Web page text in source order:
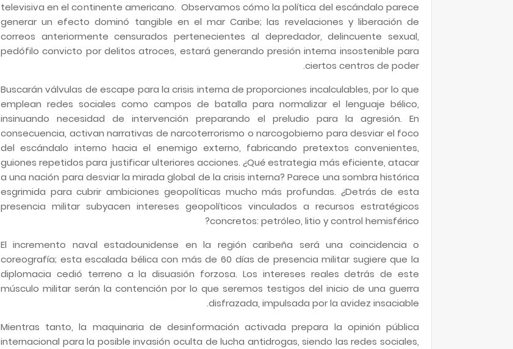
televisiva en el continente americano. Observamos cómo la política del escándalo parece
generar un efecto dominó tangible en el mar Caribe; las revelaciones y liberación de
correos anteriormente censurados pertenecientes al depredador, delincuente sexual,
pedófilo convicto por delitos atroces, estará generando presión interna insostenible para
ciertos centros de poder.
Buscarán válvulas de escape para la crisis interna de proporciones incalculables, por lo que
emplean redes sociales como campos de batalla para normalizar el lenguaje bélico,
insinuando necesidad de intervención preparando el preludio para la agresión. En
consecuencia, activan narrativas de narcoterrorismo o narcogobierno para desviar el foco
del escándalo interno hacia el enemigo externo, fabricando pretextos convenientes,
guiones repetidos para justificar ulteriores acciones. ¿Qué estrategia más eficiente, atacar
a una nación para desviar la mirada global de la crisis interna? Parece una sombra histórica
esgrimida para cubrir ambiciones geopolíticas mucho más profundas. ¿Detrás de esta
presencia militar subyacen intereses geopolíticos vinculados a recursos estratégicos
concretos: petróleo, litio y control hemisférico?
El incremento naval estadounidense en la región caribeña será una coincidencia o
coreografía; esta escalada bélica con más de 60 días de presencia militar sugiere que la
diplomacia cedió terreno a la disuasión forzosa. Los intereses reales detrás de este
músculo militar serán la contención por lo que seremos testigos del inicio de una guerra
disfrazada, impulsada por la avidez insaciable.
Mientras tanto, la maquinaria de desinformación activada prepara la opinión pública
internacional para la posible invasión oculta de lucha antidrogas, siendo las redes sociales,